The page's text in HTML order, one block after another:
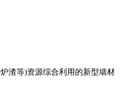
渣等)资源综合利用的新型墙材